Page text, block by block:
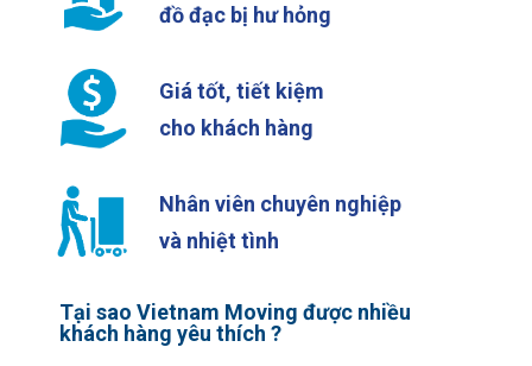
đồ đạc bị hư hỏng
Giá tốt, tiết kiệm
cho khách hàng
Nhân viên chuyên nghiệp
và nhiệt tình
Tại sao Vietnam Moving được nhiều
khách hàng yêu thích ?